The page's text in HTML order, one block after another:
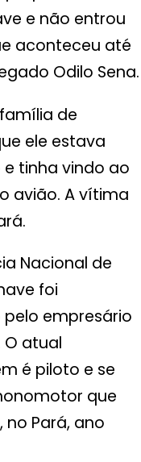
e não entrou
aconteceu até
Odilo Sena.
de
ele estava
tinha vindo ao
avião. A vítima
Nacional de
foi
empresário
O atual
é piloto e se
que
Pará, ano